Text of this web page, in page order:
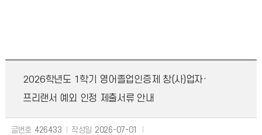
2026학년도 1학기 영어졸업인증제 창(사)업자·
프리랜서 예외 인정 제출서류 안내
글번호 426433 작성일 2026-07-01